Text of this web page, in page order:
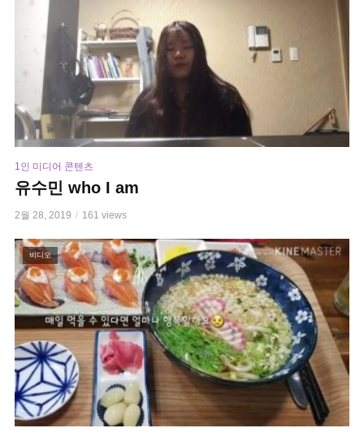
1인 미디어 콘텐츠
유수민 who I am
2월 28, 2019 161 views
비디오